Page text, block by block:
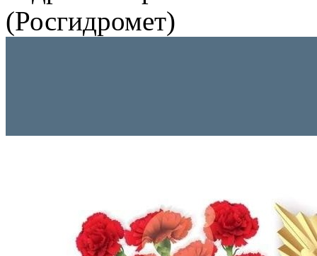
(Росгидромет)